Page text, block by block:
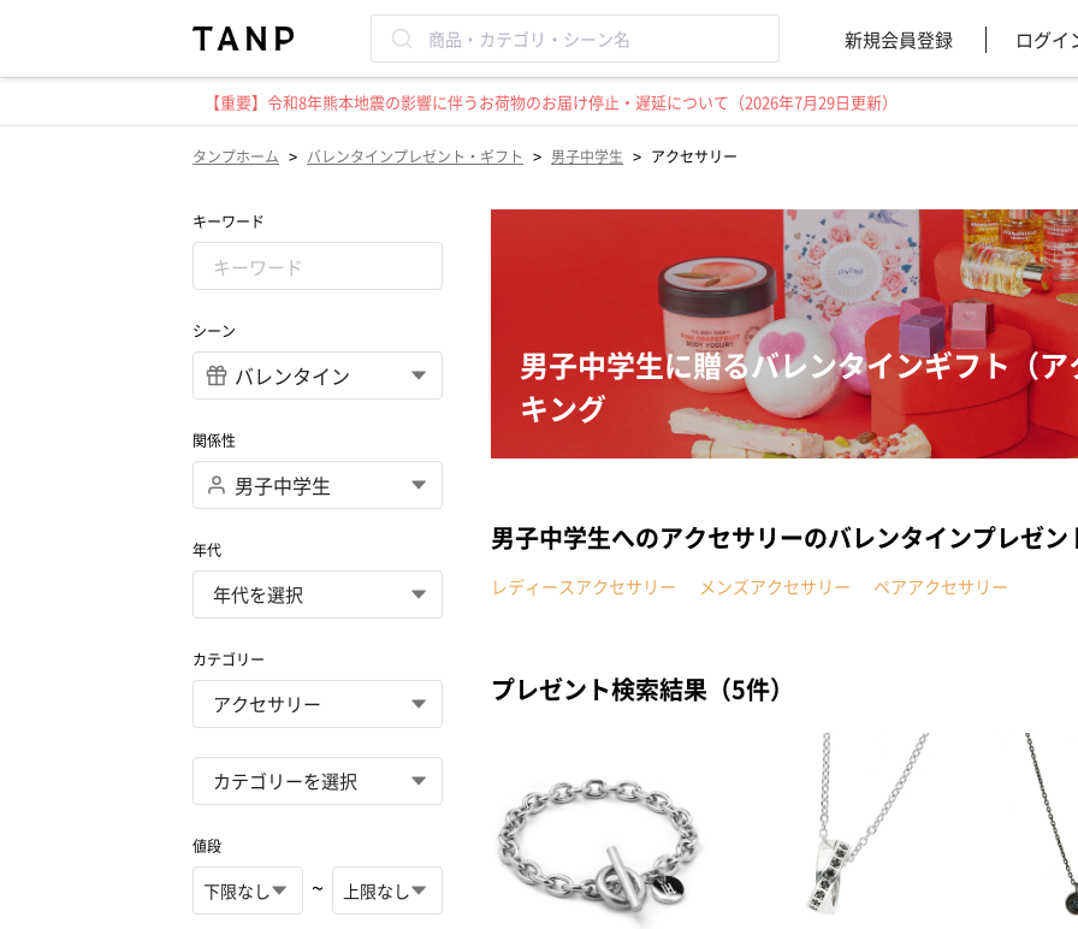
新規会員登録 ログイ
【重要】令和8年熊本地震の影響に伴うお荷物のお届け停止・遅延について（2026年7月29日更新）
タンプホーム > バレンタインプレゼント・ギフト > 男子中学生 > アクセサリー
キーワード
シーン
関係性
年代
カテゴリー
値段
~
男子中学生に贈るバレンタインギフト（
キング
男子中学生へのアクセサリーのバレンタインプレゼ
レディースアクセサリー メンズアクセサリー ペアアクセサリー
プレゼント検索結果（5件）